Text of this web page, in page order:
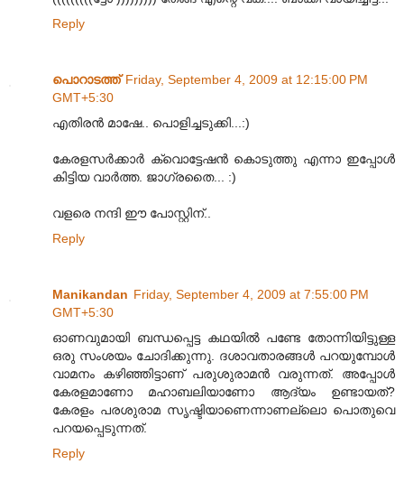
Reply
പൊറാടത്ത് Friday, September 4, 2009 at 12:15:00 PM
GMT+5:30
എതിരൻ മാഷേ.. പൊളിച്ചടുക്കി...:)
കേരളസർക്കാർ ക്വൊട്ടേഷൻ കൊടുത്തു എന്നാ ഇപ്പോൾ
കിട്ടിയ വാർത്ത. ജാഗ്രതൈ... :)
വളരെ നന്ദി ഈ പോസ്റ്റിന്..
Reply
Manikandan Friday, September 4, 2009 at 7:55:00 PM
GMT+5:30
ഓണവുമായി ബന്ധപ്പെട്ട കഥയിൽ പണ്ടേ തോന്നിയിട്ടുള്ള
ഒരു സംശയം ചോദിക്കുന്നു. ദശാവതാ‍രങ്ങൾ പറയുമ്പോൾ
വാമനം കഴിഞ്ഞിട്ടാണ് പരുശുരാമൻ വരുന്നത്. അപ്പോൾ
കേരളമാണോ മഹാബലിയാണോ ആദ്യം ഉണ്ടായത്?
കേരളം പരശുരാമ സൃഷ്ടിയാണെന്നാണല്ലൊ പൊതുവെ
പറയപ്പെടുന്നത്.
Reply